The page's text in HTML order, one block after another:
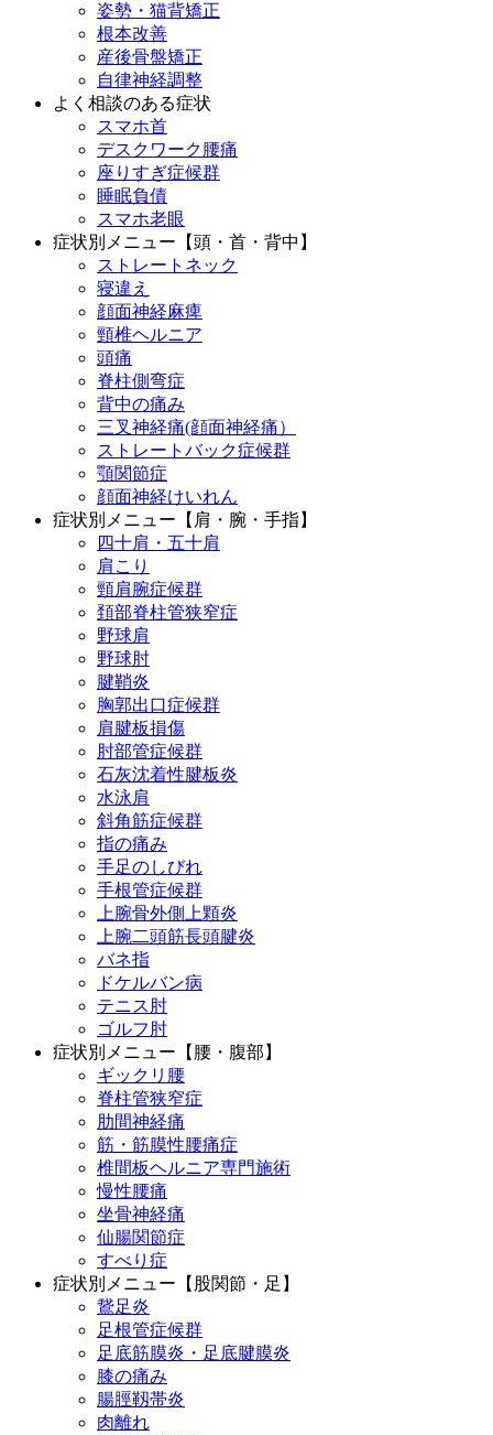
姿勢・猫背矯正
根本改善
産後骨盤矯正
自律神経調整
よく相談のある症状
スマホ首
デスクワーク腰痛
座りすぎ症候群
睡眠負債
スマホ老眼
症状別メニュー【頭・首・背中】
ストレートネック
寝違え
顔面神経麻痺
頸椎ヘルニア
頭痛
脊柱側弯症
背中の痛み
三叉神経痛(顔面神経痛）
ストレートバック症候群
顎関節症
顔面神経けいれん
症状別メニュー【肩・腕・手指】
四十肩・五十肩
肩こり
頸肩腕症候群
頚部脊柱管狭窄症
野球肩
野球肘
腱鞘炎
胸郭出口症候群
肩腱板損傷
肘部管症候群
石灰沈着性腱板炎
水泳肩
斜角筋症候群
指の痛み
手足のしびれ
手根管症候群
上腕骨外側上顆炎
上腕二頭筋長頭腱炎
バネ指
ドケルバン病
テニス肘
ゴルフ肘
症状別メニュー【腰・腹部】
ギックリ腰
脊柱管狭窄症
肋間神経痛
筋・筋膜性腰痛症
椎間板ヘルニア専門施術
慢性腰痛
坐骨神経痛
仙腸関節症
すべり症
症状別メニュー【股関節・足】
鵞足炎
足根管症候群
足底筋膜炎・足底腱膜炎
膝の痛み
腸脛靱帯炎
肉離れ